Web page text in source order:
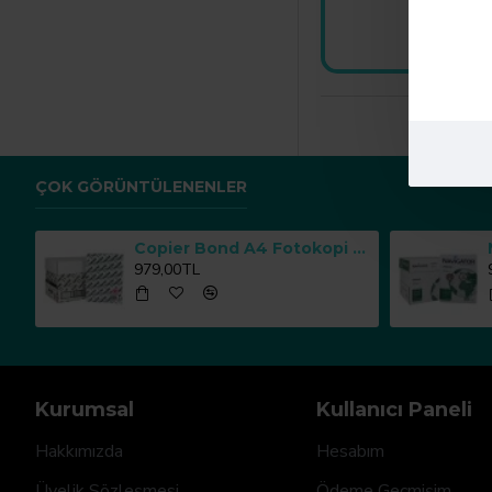
Vergiler
ÇOK GÖRÜNTÜLENENLER
Copier Bond A4 Fotokopi Kağıdı 80 g/m² 500 Yaprak x 5 Paket
979,00TL
Kurumsal
Hakkımızda
Kullanıcı Paneli
Hesabım